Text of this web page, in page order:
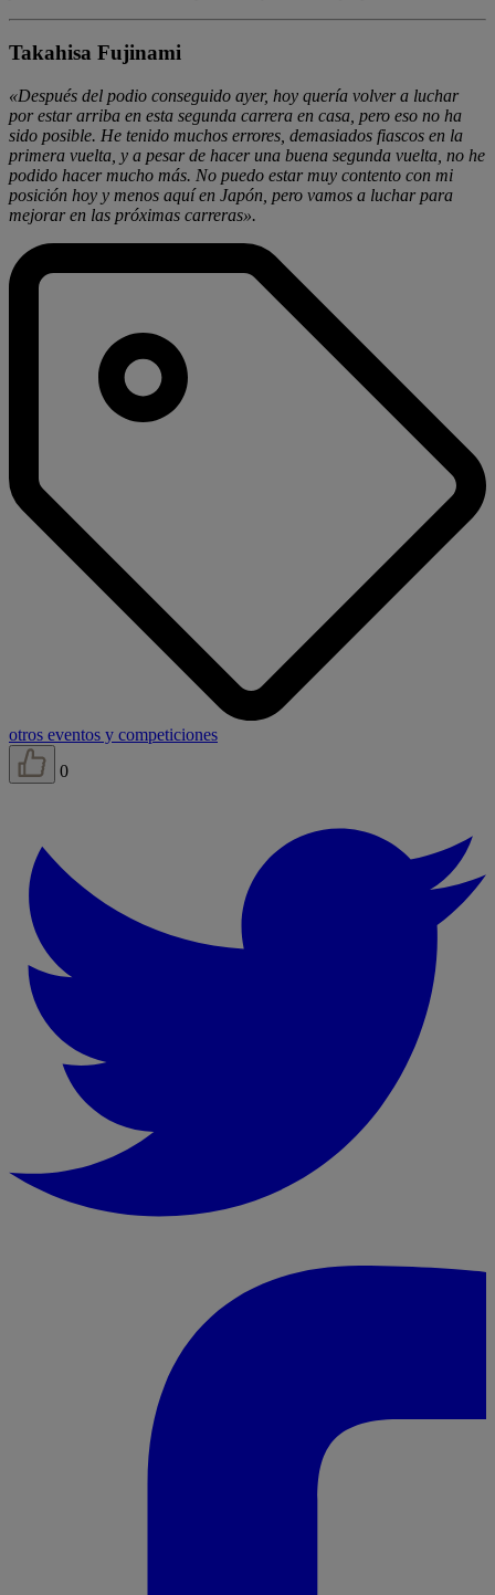
Takahisa Fujinami
«Después del podio conseguido ayer, hoy quería volver a luchar
por estar arriba en esta segunda carrera en casa, pero eso no ha
sido posible. He tenido muchos errores, demasiados fiascos en la
primera vuelta, y a pesar de hacer una buena segunda vuelta, no he
podido hacer mucho más. No puedo estar muy contento con mi
posición hoy y menos aquí en Japón, pero vamos a luchar para
mejorar en las próximas carreras».
otros eventos y competiciones
0